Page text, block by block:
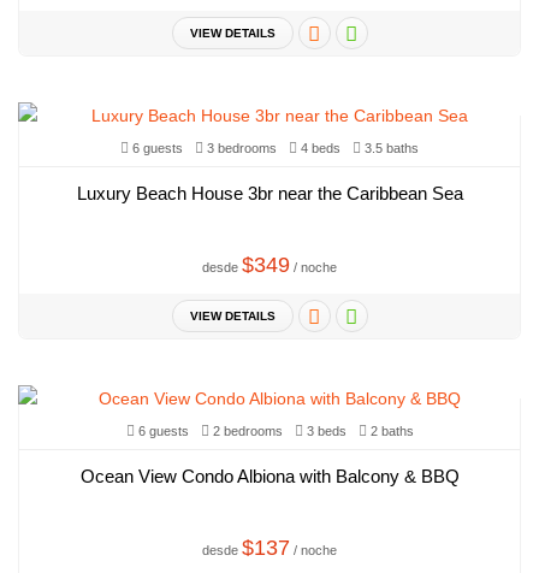
VIEW DETAILS
6 guests 3 bedrooms 4 beds 3.5 baths
Luxury Beach House 3br near the Caribbean Sea
desde $349 / noche
VIEW DETAILS
6 guests 2 bedrooms 3 beds 2 baths
Ocean View Condo Albiona with Balcony & BBQ
desde $137 / noche